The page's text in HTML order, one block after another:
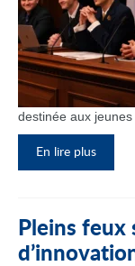
destinée aux jeunes
En lire plus
Pleins feux